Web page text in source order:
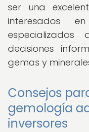
ser una
interesados
decisiones
gemas y
Consejos
gemología
inversores